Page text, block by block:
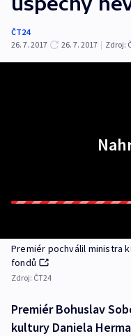
ČT24
26. 7. 2017
26. 7. 2017 | Zdroj:
Premiér pochválil ministra
fondů
Zdroj: ČT24
Premiér Bohuslav
kultury Daniela